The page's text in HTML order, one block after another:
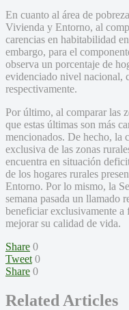
En cuanto al área de
Vivienda y Entorno, al
carencias en habitabilidad
embargo, para el
observa un porcentaje de
evidenciado nivel nacional,
respectivamente.
Por último, al comparar las
que estas últimas son más
mencionados. De hecho, la
exclusiva de las zonas
encuentra en situación
de los hogares rurales
Entorno. Por lo mismo, la
semana pasada un llamado
beneficiar exclusivamente a
mejorar su calidad de vida.
Share 0
Tweet 0
Share 0
Related Articles